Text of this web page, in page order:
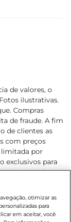
de valores, o
ilustrativas.
Compras
de fraude. A fim
de clientes as
com preços
por
exclusivos para
podendo
a venda
Criança e do
para o
otimizar as
para
em aceitar, você